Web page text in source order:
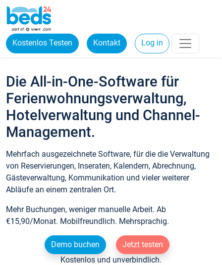
Kostenlos Testen Kontakt Log in
Die All-in-One-Software für
Ferienwohnungsverwaltung,
Hotelverwaltung und Channel-
Management.
Mehrfach ausgezeichnete Software, für die die Verwaltung
von Reservierungen, Inseraten, Kalendern, Abrechnung,
Gästeverwaltung, Kommunikation und vieler weiterer
Abläufe an einem zentralen Ort.
Mehr Buchungen, weniger manuelle Arbeit. Ab
€15,90/Monat. Mobilfreundlich. Mehrsprachig.
Demo buchen
Jetzt testen
Kostenlos und unverbindlich.